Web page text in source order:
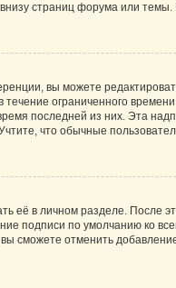
страниц форума или
вы можете
ограниченного
последней из них. Эта
что обычные
её в личном разделе. После
подписи по умолчанию ко
сможете отменить